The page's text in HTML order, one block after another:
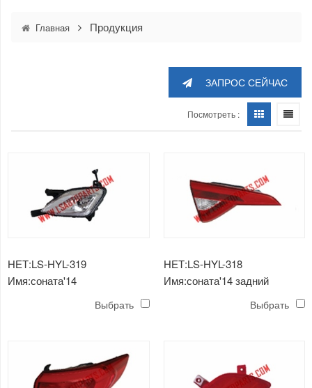
Главная Продукция
ЗАПРОС СЕЙЧАС
Посмотреть :
НЕТ:LS-HYL-319
Имя:соната'14
Выбрать
НЕТ:LS-HYL-318
Имя:соната'14 задний
Выбрать